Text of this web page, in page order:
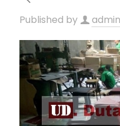
Published by admin